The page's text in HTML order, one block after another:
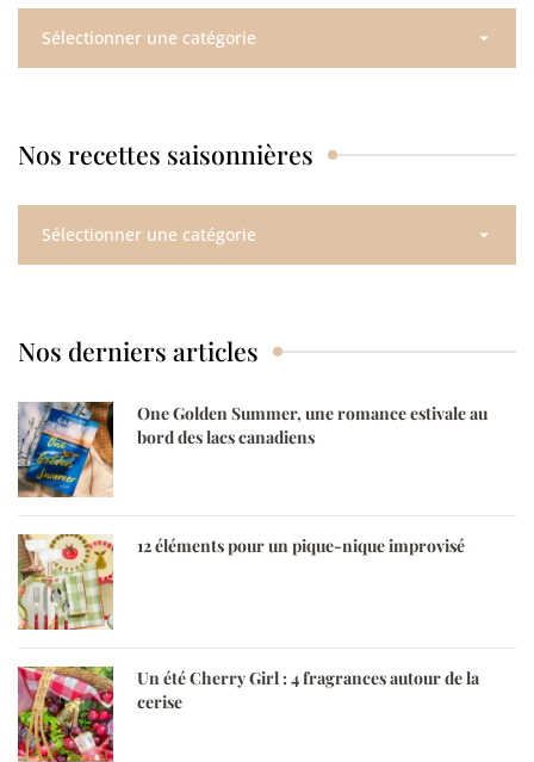
Nos recettes saisonnières
Nos derniers articles
One Golden Summer, une romance estivale au
bord des lacs canadiens
12 éléments pour un pique-nique improvisé
Un été Cherry Girl : 4 fragrances autour de la
cerise